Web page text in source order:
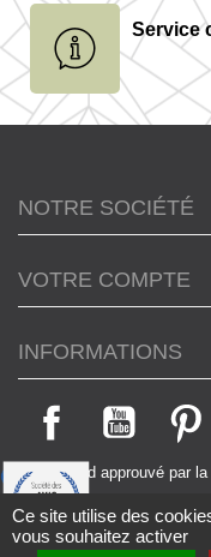
Service
NOTRE SOCIÉTÉ
VOTRE COMPTE
INFORMATIONS
Marchand approuvé par
vérifier.
© 2026 - ADH
Ce site utilise des
vous souhaitez activer